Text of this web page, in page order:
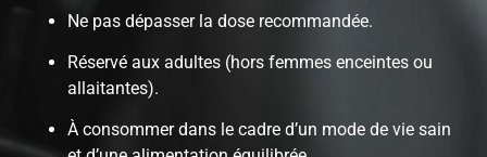
Ne pas dépasser la dose recommandée.
Réservé aux adultes (hors femmes enceintes ou
allaitantes).
À consommer dans le cadre d’un mode de vie sain